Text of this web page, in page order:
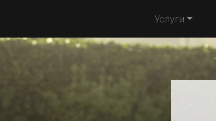
Услуги